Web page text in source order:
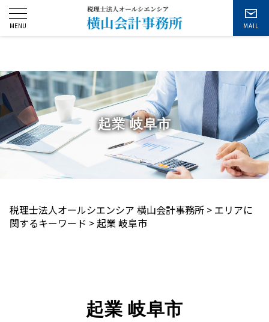
お問い合わせ
起業 岐阜市
税理士法人オールシエンシア 横山会計事務所 > エリアに
関するキーワード >起業 岐阜市
起業 岐阜市